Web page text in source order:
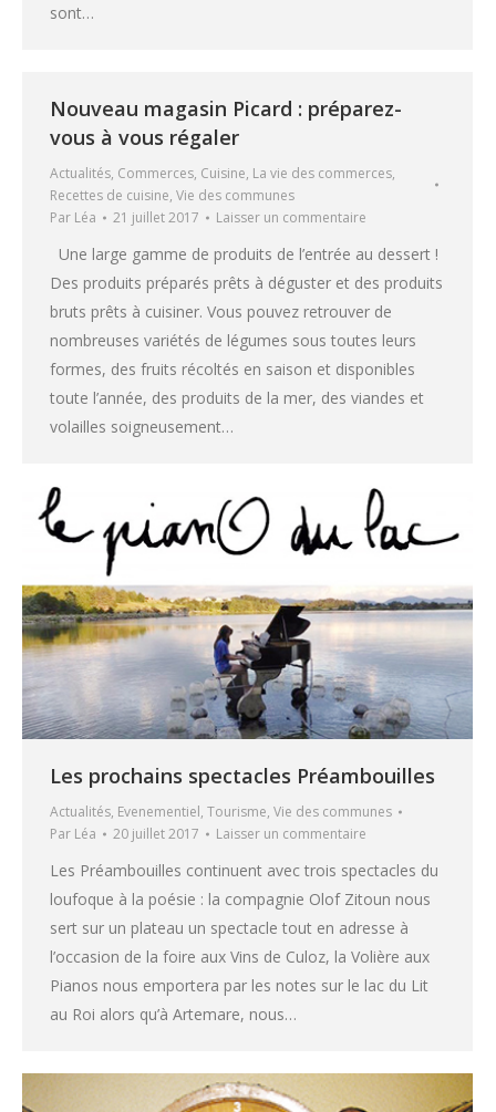
sont…
Nouveau magasin Picard : préparez-
vous à vous régaler
Actualités, Commerces, Cuisine, La vie des commerces,
Recettes de cuisine, Vie des communes
Par Léa 21 juillet 2017 Laisser un commentaire
Une large gamme de produits de l’entrée au dessert !
Des produits préparés prêts à déguster et des produits
bruts prêts à cuisiner. Vous pouvez retrouver de
nombreuses variétés de légumes sous toutes leurs
formes, des fruits récoltés en saison et disponibles
toute l’année, des produits de la mer, des viandes et
volailles soigneusement…
Les prochains spectacles Préambouilles
Actualités, Evenementiel, Tourisme, Vie des communes
Par Léa 20 juillet 2017 Laisser un commentaire
Les Préambouilles continuent avec trois spectacles du
loufoque à la poésie : la compagnie Olof Zitoun nous
sert sur un plateau un spectacle tout en adresse à
l’occasion de la foire aux Vins de Culoz, la Volière aux
Pianos nous emportera par les notes sur le lac du Lit
au Roi alors qu’à Artemare, nous…